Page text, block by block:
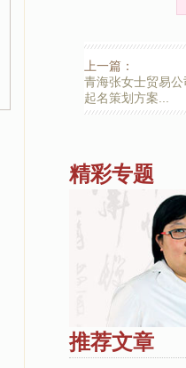
上一篇：
青海张女士贸易公
起名策划方案...
精彩专题
推荐文章